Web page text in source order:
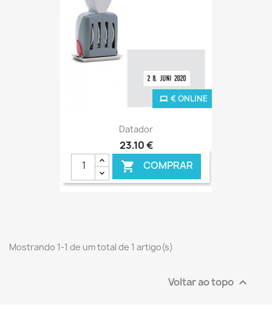
Datador
23,10 €
 COMPRAR
€ ONLINE
Mostrando 1-1 de um total de 1 artigo(s)
Voltar ao topo 